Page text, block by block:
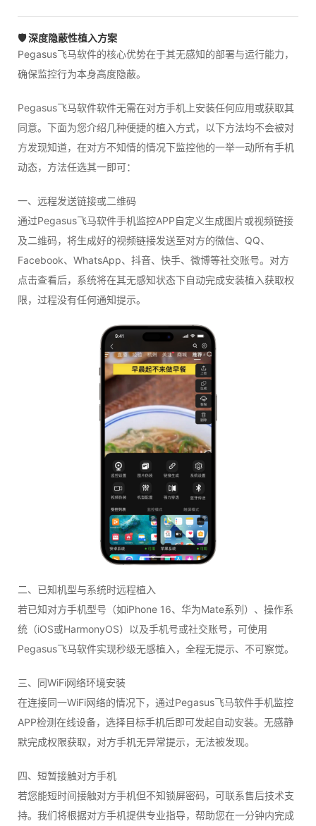
🛡️ 深度隐蔽性植入方案
Pegasus飞马软件的核心优势在于其无感知的部署与运行能力，
确保监控行为本身高度隐蔽。
Pegasus飞马软件软件无需在对方手机上安装任何应用或获取其
同意。下面为您介绍几种便捷的植入方式，以下方法均不会被对
方发现知道，在对方不知情的情况下监控他的一举一动所有手机
动态，方法任选其一即可：
一、远程发送链接或二维码
通过Pegasus飞马软件手机监控APP自定义生成图片或视频链接
及二维码，将生成好的视频链接发送至对方的微信、QQ、
Facebook、WhatsApp、抖音、快手、微博等社交账号。对方
点击查看后，系统将在其无感知状态下自动完成安装植入获取权
限，过程没有任何通知提示。
二、已知机型与系统时远程植入
若已知对方手机型号（如iPhone 16、华为Mate系列）、操作系
统（iOS或HarmonyOS）以及手机号或社交账号，可使用
Pegasus飞马软件实现秒级无感植入，全程无提示、不可察觉。
三、同WiFi网络环境安装
在连接同一WiFi网络的情况下，通过Pegasus飞马软件手机监控
APP检测在线设备，选择目标手机后即可发起自动安装。无感静
默完成权限获取，对方手机无异常提示，无法被发现。
四、短暂接触对方手机
若您能短时间接触对方手机但不知锁屏密码，可联系售后技术支
持。我们将根据对方手机提供专业指导，帮助您在一分钟内完成